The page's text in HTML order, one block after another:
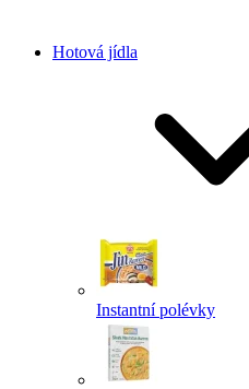
Hotová jídla
Instantní polévky